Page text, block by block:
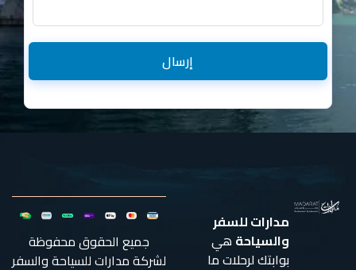
إرسال
مدارات للسفر
والسياحة هي
بوابتك لرحلات ما
جميع الحقوق محفوظة
لشركة مدارات للسياحة والسفر